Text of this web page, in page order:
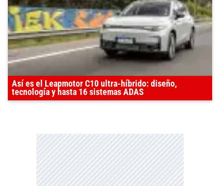
Así es el Leapmotor C10 ultra-híbrido: diseño,
tecnología y hasta 16 sistemas ADAS